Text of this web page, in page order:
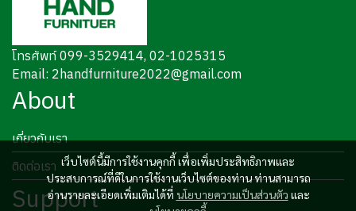
เว็บไซต์นี้มีการใช้งานคุกกี้ เพื่อเพิ่มประสิทธิภาพและ
ประสบการณ์ที่ดีในการใช้งานเว็บไซต์ของท่าน ท่านสามารถ
อ่านรายละเอียดเพิ่มเติมได้ที่ นโยบายความเป็นส่วนตัว และ
โทรศัพท์ 099-3529414, 02-1025315
Email: 2handfurniture2022@gmail.com
About
เกี่ยวกับเรา
ติดต่อเรา
Support